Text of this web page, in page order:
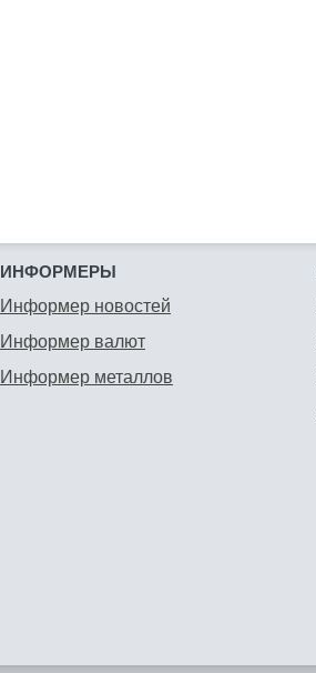
ИНФОРМЕРЫ
Информер новостей
Информер валют
Информер металлов